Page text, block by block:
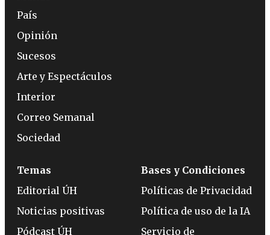
País
Opinión
Sucesos
Arte y Espectáculos
Interior
Correo Semanal
Sociedad
Temas
Editorial ÚH
Noticias positivas
Pódcast ÚH
Bases y Condiciones
Políticas de Privacidad
Política de uso de la IA
Servicio de